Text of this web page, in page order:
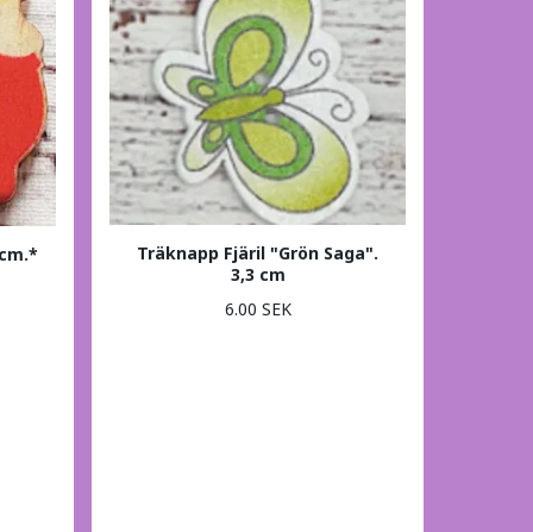
Träknapp Fjäril "Grön Saga".
3,3 cm
6.00 SEK